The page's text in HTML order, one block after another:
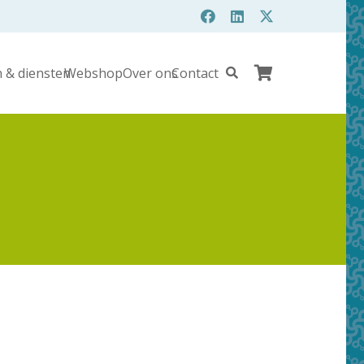
& dienstenWebshopOver onsContact